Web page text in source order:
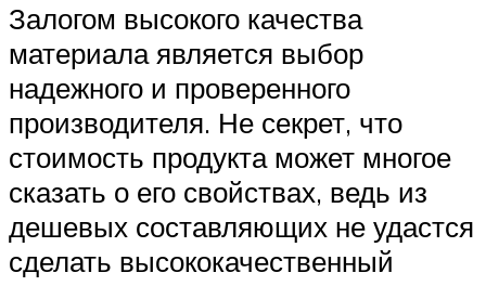
Залогом высокого качества
материала является выбор
надежного и проверенного
производителя. Не секрет, что
стоимость продукта может многое
сказать о его свойствах, ведь из
дешевых составляющих не удастся
сделать высококачественный